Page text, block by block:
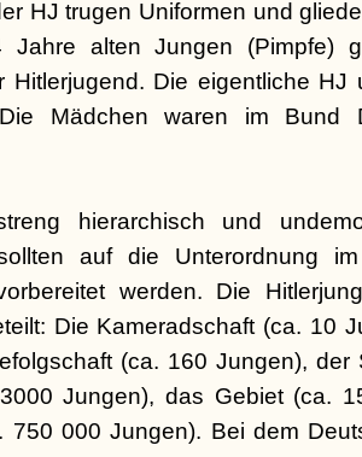
HJ trugen Uniformen und
Jahre alten Jungen (Pimpfe)
Hitlerjugend. Die eigentliche HJ
Mädchen waren im Bund
hierarchisch und
auf die Unterordnung
werden. Die
Die Kameradschaft (ca. 10
(ca. 160 Jungen), der
Jungen), das Gebiet (ca.
750 000 Jungen). Bei dem